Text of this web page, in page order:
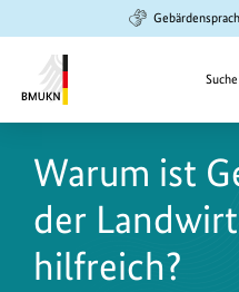
Hauptinhalt
springen
Suche
springen
Hauptnavigation
springen
Umwelt,
Naturschutz
und
nukleare
Suche
Warum ist
der
hilfreich?